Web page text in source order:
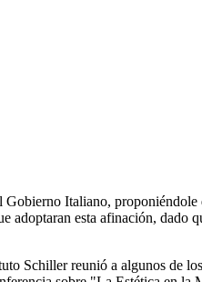
Italiano,
esta afinación, dado
Schiller reunió a algunos de